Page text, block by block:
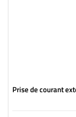
Prise de courant